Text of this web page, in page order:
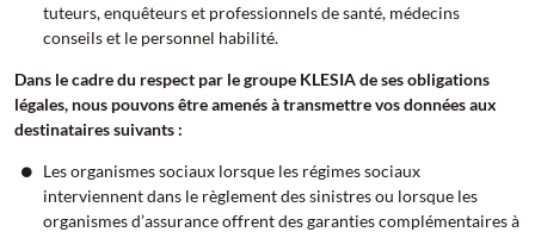
tuteurs, enquêteurs et professionnels de santé, médecins
conseils et le personnel habilité.
Dans le cadre du respect par le groupe KLESIA de ses obligations
légales, nous pouvons être amenés à transmettre vos données aux
destinataires suivants :
Les organismes sociaux lorsque les régimes sociaux
interviennent dans le règlement des sinistres ou lorsque les
organismes d’assurance offrent des garanties complémentaires à